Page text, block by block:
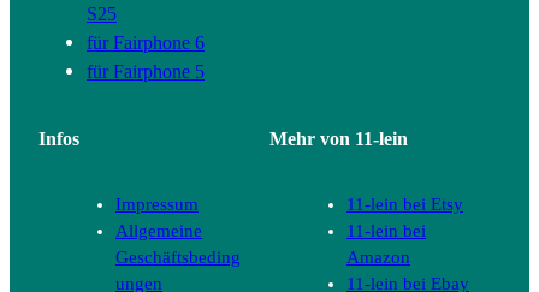
S25
für Fairphone 6
für Fairphone 5
Infos
Impressum
Allgemeine
Geschäftsbeding
ungen
Mehr von 11-lein
11-lein bei Etsy
11-lein bei
Amazon
11-lein bei Ebay